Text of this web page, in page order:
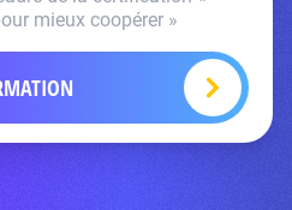
mieux coopérer »